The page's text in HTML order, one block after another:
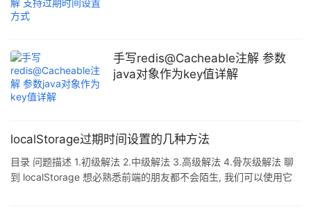
手写redis@Cacheable注解 参数
java对象作为key值详解
localStorage过期时间设置的几种方法
目录 问题描述 1.初级解法 2.中级解法 3.高级解法 4.骨灰级解法 聊
到 localStorage 想必熟悉前端的朋友都不会陌生, 我们可以使用它